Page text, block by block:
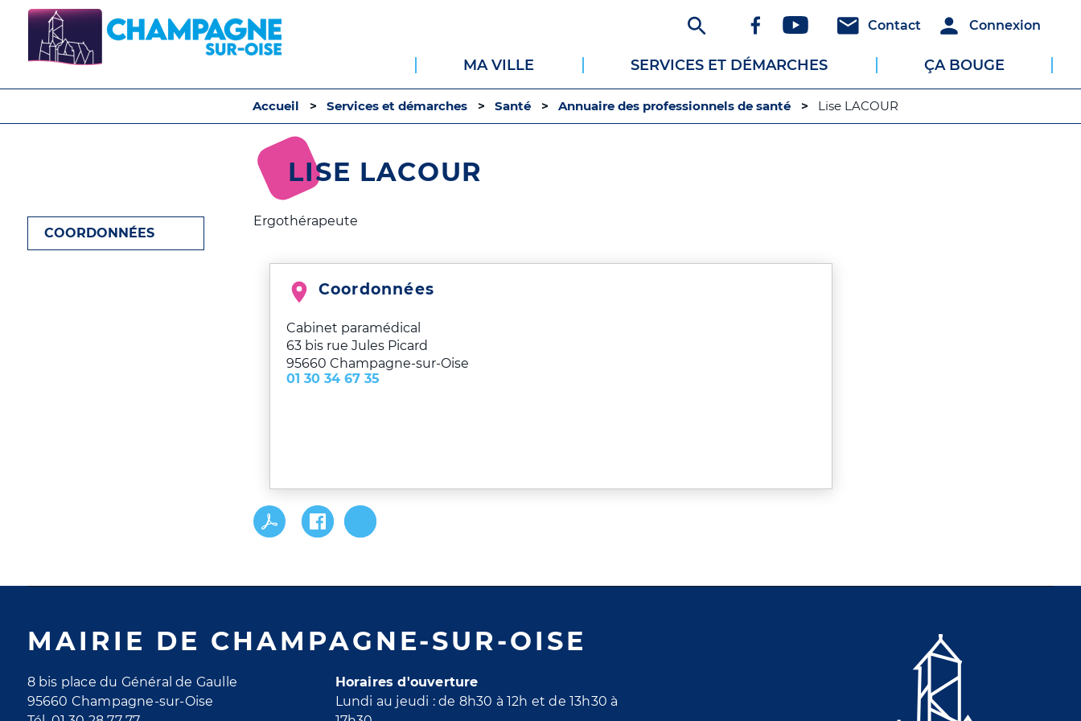
principal
Header
Connexion
Connexion
Header
Communication
Contact
Réseaux
sociaux
MA VILLE SERVICES ET DÉMARCHES ÇA BOUGE
Accueil Services et démarches Santé Annuaire des professionnels de santé Lise LACOUR
LISE LACOUR
COORDONNÉES
Ergothérapeute
Coordonnées
Cabinet paramédical
63 bis rue Jules Picard
95660 Champagne-sur-Oise
01 30 34 67 35
MAIRIE DE CHAMPAGNE-SUR-OISE
8 bis place du Général de Gaulle
95660 Champagne-sur-Oise
Horaires d'ouverture
Lundi au jeudi : de 8h30 à 12h et de 13h30 à